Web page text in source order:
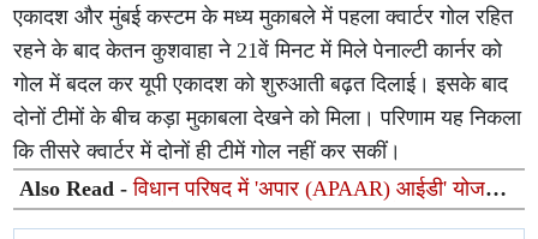
एकादश और मुंबई कस्टम के मध्य मुकाबले में पहला क्वार्टर गोल रहित
रहने के बाद केतन कुशवाहा ने 21वें मिनट में मिले पेनाल्टी कार्नर को
गोल में बदल कर यूपी एकादश को शुरुआती बढ़त दिलाई। इसके बाद
दोनों टीमों के बीच कड़ा मुकाबला देखने को मिला। परिणाम यह निकला
कि तीसरे क्वार्टर में दोनों ही टीमें गोल नहीं कर सकीं।
Also Read -विधान परिषद में 'अपार (APAAR) आईडी' योजना
पर सरकार का पक्ष, बेसिक शिक्षा मंत्री संदीप सिंह ने बताए लाभ